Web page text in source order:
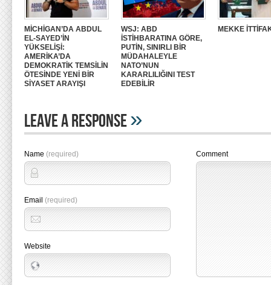
MİCHİGAN’DA ABDUL
EL-SAYED’İN
YÜKSELİŞİ:
AMERİKA’DA
DEMOKRATİK TEMSİLİN
ÖTESİNDE YENİ BİR
SİYASET ARAYIŞI
WSJ: ABD
İSTİHBARATINA GÖRE,
PUTİN, SINIRLI BİR
MÜDAHALEYLE
NATO’NUN
KARARLILIĞINI TEST
EDEBİLİR
MEKKE
Leave A Response»
Name (required)
Email (required)
Website
Comment